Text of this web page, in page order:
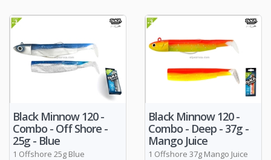
Black Minnow 120 -
Combo - Off Shore -
25g - Blue
1 Offshore 25g Blue
Black Minnow 120 -
Combo - Deep - 37g -
Mango Juice
1 Offshore 37g Mango Juice